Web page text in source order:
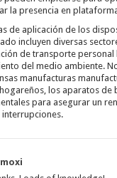
la presencia en
de aplicación de los
incluyen diversas
de transporte personal
del medio ambiente.
manufacturas
los aparatos de
para asegurar un